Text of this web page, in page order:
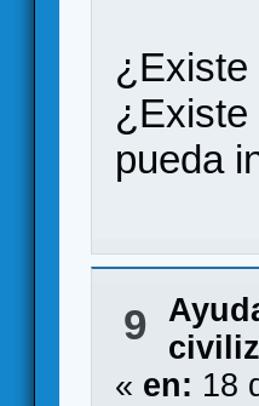
¿Existe
¿Existe
pueda
9
« en: 18